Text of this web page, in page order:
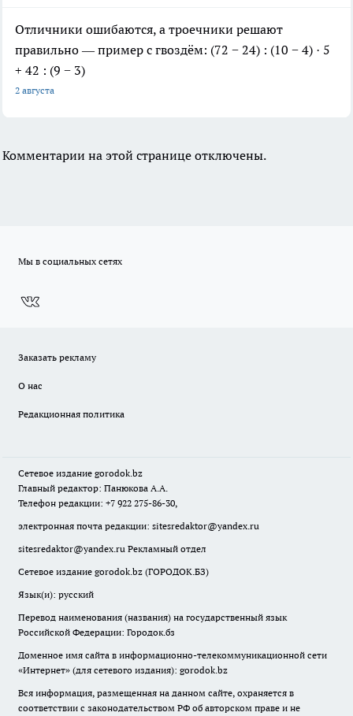
Отличники ошибаются, а троечники решают
правильно — пример с гвоздём: (72 − 24) : (10 − 4) · 5
+ 42 : (9 − 3)
2 августа
Комментарии на этой странице отключены.
Мы в социальных сетях
Заказать рекламу
О нас
Редакционная политика
Сетевое издание gorodok.bz
Главный редактор: Панюкова А.А.
Телефон редакции: +7 922 275-86-30,
электронная почта редакции: sitesredaktor@yandex.ru
sitesredaktor@yandex.ru Рекламный отдел
Сетевое издание gorodok.bz (ГОРОДОК.БЗ)
Язык(и): русский
Перевод наименования (названия) на государственный язык
Российской Федерации: Городок.бз
Доменное имя сайта в информационно-телекоммуникационной сети
«Интернет» (для сетевого издания): gorodok.bz
Вся информация, размещенная на данном сайте, охраняется в
соответствии с законодательством РФ об авторском праве и не